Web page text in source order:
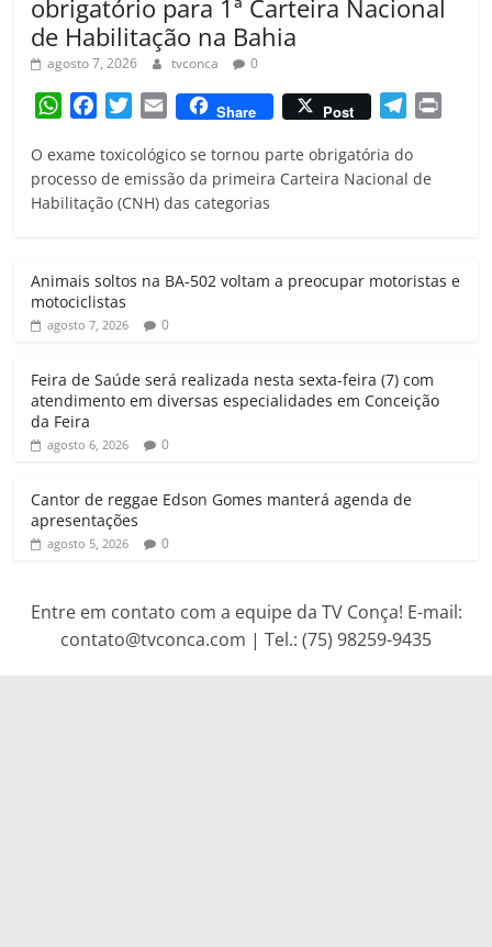
obrigatório para 1ª Carteira Nacional
de Habilitação na Bahia
agosto 7, 2026 tvconca 0
W
a
t
s
p
c
e
b
k
i
t
t
a
i
l
Share Post
l
e
m
O exame toxicológico se tornou parte obrigatória do
processo de emissão da primeira Carteira Nacional de
Habilitação (CNH) das categorias
Animais soltos na BA-502 voltam a preocupar motoristas e
motociclistas
agosto 7, 2026 0
Feira de Saúde será realizada nesta sexta-feira (7) com
atendimento em diversas especialidades em Conceição
da Feira
agosto 6, 2026 0
Cantor de reggae Edson Gomes manterá agenda de
apresentações
agosto 5, 2026 0
Entre em contato com a equipe da TV Conça! E-mail:
contato@tvconca.com | Tel.: (75) 98259-9435